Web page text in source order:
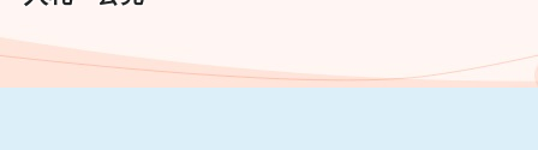
文